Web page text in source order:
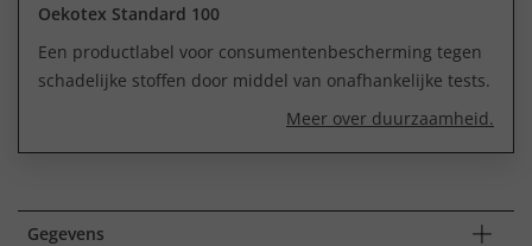
Oekotex Standard 100
Een productlabel voor consumentenbescherming tegen
schadelijke stoffen door middel van onafhankelijke tests.
Meer over duurzaamheid.
Gegevens